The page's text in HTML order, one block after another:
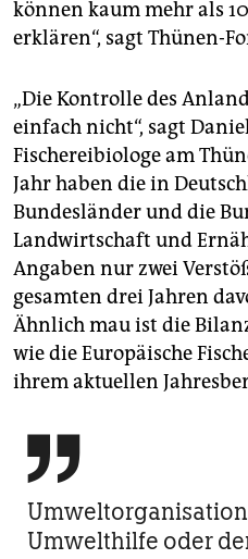
können kaum mehr als
erklären“, sagt Thünen-
„Die Kontrolle des
einfach nicht“, sagt
Fischereibiologe am
Jahr haben die in
Bundesländer und die
Landwirtschaft und
Angaben nur zwei
gesamten drei Jahren
Ähnlich mau ist die
wie die Europäische
ihrem aktuellen

Umwelthilfe oder